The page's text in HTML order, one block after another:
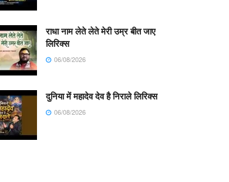
राधा नाम लेते लेते मेरी उम्र बीत जाए
लिरिक्स
06/08/2026
दुनिया में महादेव देव है निराले लिरिक्स
06/08/2026